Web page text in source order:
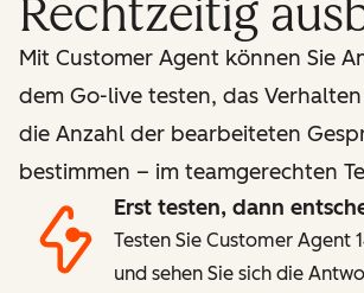
Rechtzeitig
Mit Customer Agent können Sie
dem Go-live testen, das
die Anzahl der bearbeiteten
bestimmen – im teamgerechten
Erst testen, dann
Testen Sie Customer Agent
und sehen Sie sich die